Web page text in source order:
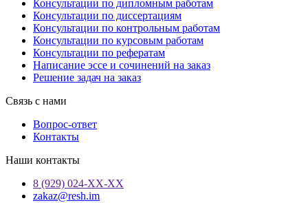
Консультации по дипломным работам
Консультации по диссертациям
Консультации по контрольным работам
Консультации по курсовым работам
Консультации по рефератам
Написание эссе и сочинений на заказ
Решение задач на заказ
Связь с нами
Вопрос-ответ
Контакты
Наши контакты
8 (929) 024-ХХ-ХХ
zakaz@resh.im